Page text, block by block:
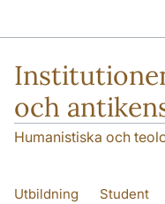
och
Humanistiska och
Utbildning Student